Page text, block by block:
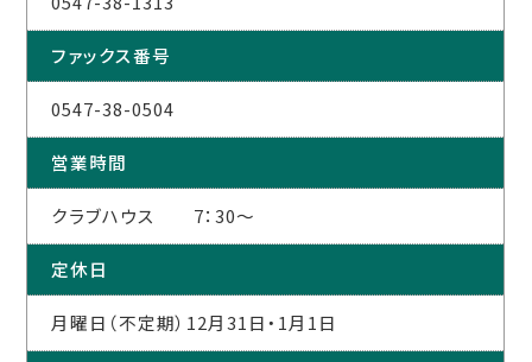
ファックス番号
0547-38-0504
営業時間
クラブハウス 7：30～
定休日
月曜日（不定期）12月31日・1月1日